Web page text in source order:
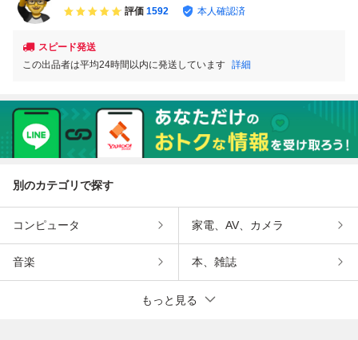
評価 1592 本人確認済
スピード発送
この出品者は平均24時間以内に発送しています 詳細
別のカテゴリで探す
コンピュータ 家電、AV、カメラ
音楽 本、雑誌
もっと見る